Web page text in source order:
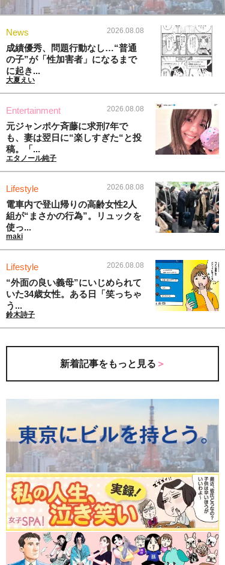
News 2026.08.08
成績優秀、問題行動なし…“普通
の子”が「性加害者」になるまで
に起き...
大夏えい
Entertainment 2026.08.08
元ジャンポケ斉藤に求刑7年で
も、妻は翌日に“楽しすぎた“と投
稿。「...
エタノール純子
Lifestyle 2026.08.08
電車内で登山帰りの高齢女性2人
組が“まさかの行為”。リュックを
使っ...
maki
Lifestyle 2026.08.08
“外面の良い義母”にいじめられて
いた34歳女性。ある日「笑っちゃ
う...
鈴木詩子
新着記事をもっと見る